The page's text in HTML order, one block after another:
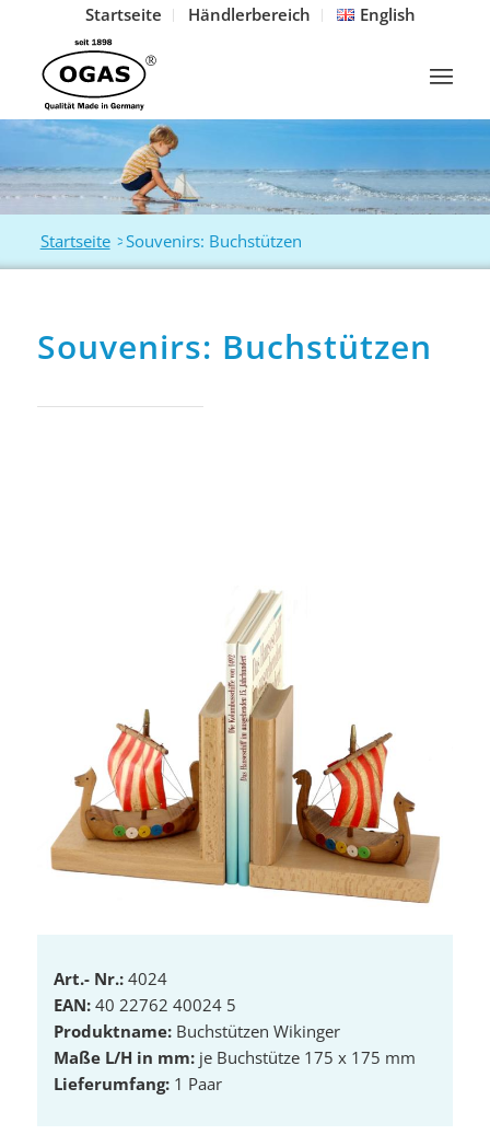
Startseite Händlerbereich English
Startseite >Souvenirs: Buchstützen
Souvenirs: Buchstützen
Art.- Nr.:4024
EAN:40 22762 40024 5
Produktname:Buchstützen Wikinger
Maße L/H in mm: je Buchstütze 175 x 175 mm
Lieferumfang:1 Paar